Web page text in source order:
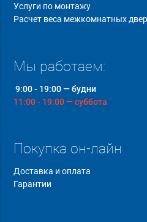
Услуги по монтажу
Расчет веса межкомнатных
Мы работаем:
9:00 - 19:00 — будни
11:00 - 19:00 — суббота
Покупка он-лайн
Доставка и оплата
Гарантии